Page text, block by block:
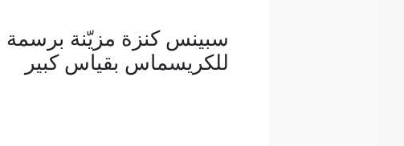
سبينس كنزة مزيّنة برسمة
للكريسماس بقياس كبير